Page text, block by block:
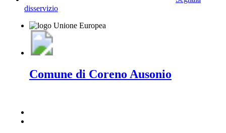
disservizio
Comune di Coreno Ausonio